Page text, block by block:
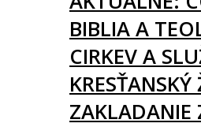
BIBLIA A
CIRKEV A
ZAKLADANIE